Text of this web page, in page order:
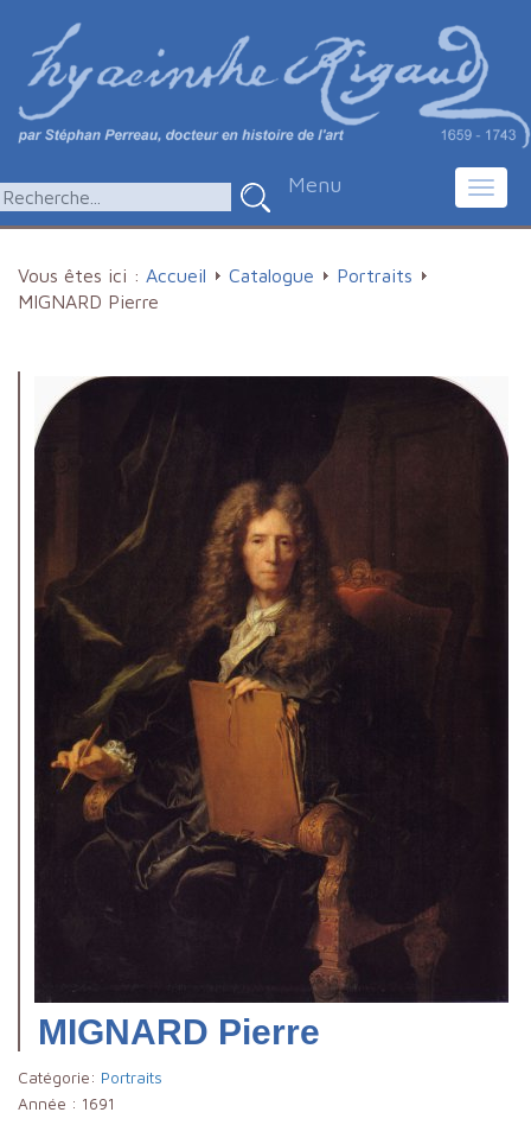
Menu
Vous êtes ici : Accueil Catalogue
Portraits
MIGNARD Pierre
MIGNARD Pierre
Catégorie: Portraits
Année : 1691